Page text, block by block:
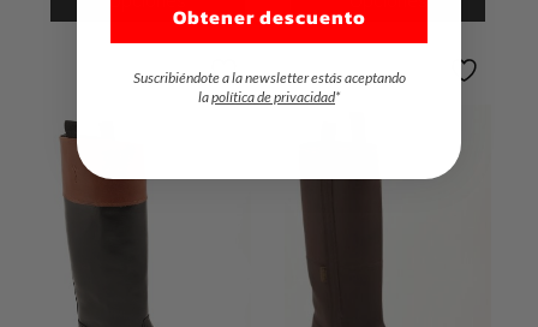
Obtener descuento
Suscribiéndote a la newsletter estás aceptando
lapolítica de privacidad*